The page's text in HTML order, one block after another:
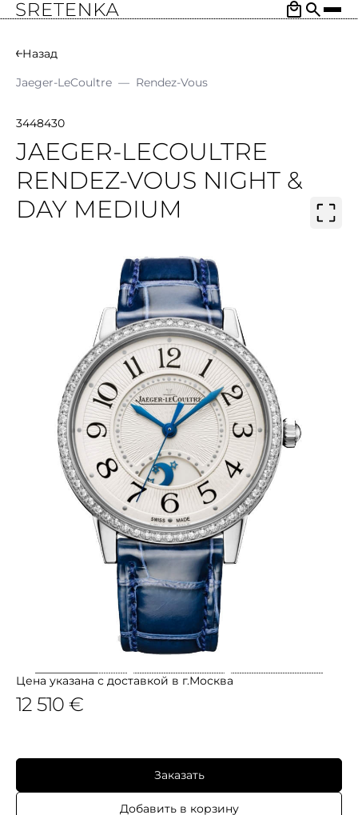
Назад
Jaeger-LeCoultre — Rendez-Vous
3448430
JAEGER-LECOULTRE
RENDEZ-VOUS NIGHT &
DAY MEDIUM
Цена указана с доставкой в г.Москва
12 510 €
Заказать
Добавить в корзину